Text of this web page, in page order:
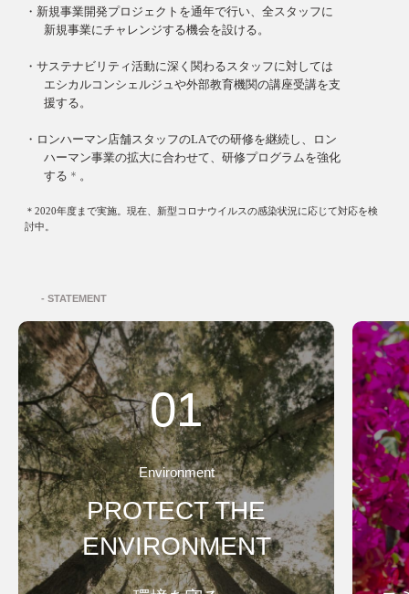
・新規事業開発プロジェクトを通年で行い、全スタッフに
新規事業にチャレンジする機会を設ける。
・サステナビリティ活動に深く関わるスタッフに対しては
エシカルコンシェルジュや外部教育機関の講座受講を支
援する。
・ロンハーマン店舗スタッフのLAでの研修を継続し、ロン
ハーマン事業の拡大に合わせて、研修プログラムを強化
する ＊ 。
＊2020年度まで実施。現在、新型コロナウイルスの感染状況に応じて対応を検
討中。
- STATEMENT
01
Environment
PROTECT THE
ENVIRONMENT